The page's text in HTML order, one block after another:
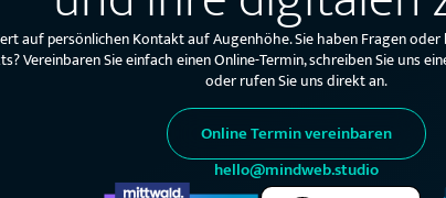
auf persönlichen Kontakt auf Augenhöhe. Sie haben Fragen
Vereinbaren Sie einfach einen Online-Termin, schreiben Sie uns
oder rufen Sie uns direkt an.
Online Termin vereinbaren
hello@mindweb.studio